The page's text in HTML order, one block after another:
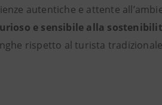
autentiche e attente
e sensibile alla
rispetto al turista